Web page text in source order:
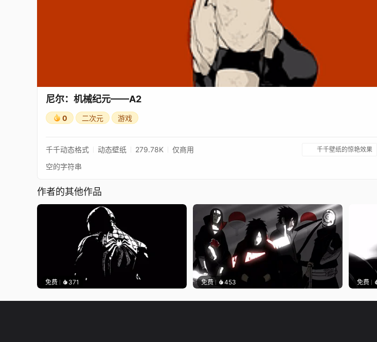
尼尔：机械纪元——A2
0 二次元 游戏
千千动态格式 动态壁纸 279.78K 仅商用 千千壁纸的惊艳效果
空的字符串
作者的其他作品
免费 371 免费 453 免费